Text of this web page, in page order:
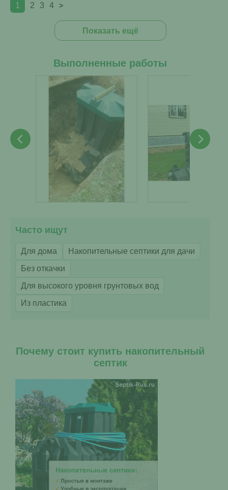
1 2 3 4 >
Показать ещё
Выполненные работы
Часто ищут
Для дома
Накопительные септики для дачи
Без откачки
Для высокого уровня грунтовых вод
Из пластика
Почему стоит купить накопительный
септик